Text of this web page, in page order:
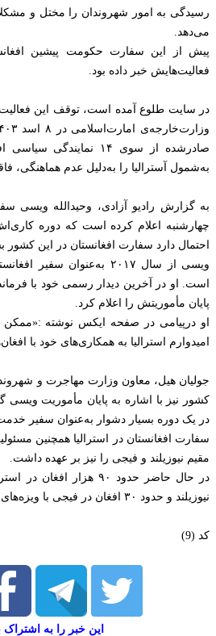
رسیدگی به امور شهروندان را مختل و
می‌دهد.
پیش از این سفارت حکومت پیشین
فعالیت‌هایش خبر داده بود.
در سایت طلوع آمده است، توقف این
صادرشده از سوی ۱۴
به‌شمول آسترالیا را به‌دلیل عدم هماهنگی،
به گزارش رادیو آزادی، وحیدالله ویسی
چهارشنبه اعلام کرده است که دوره
احتمال دارد سفارت افغانستان در این کشور
ویسی از سال ۲۰۱۷ به‌عنوان
است. او در آخرین دیدار رسمی خود با
پایان مأموریتش را اعلام کرد.
او درپیامی در صفحه ایکس نوشته
امیدوارم استرالیا به همکاری‌های خود با
جولیان هیل، معاون وزارت مهاجرت و
در یک دوره بسیار دشوار به‌عنوان سفیر
سفارت افغانستان در استرالیا همچنین
مقیم نیوزیلند و فیجی را نیز بر عهده داشت.
نیوزیلند و حدود ۳۰ افغان در فیجی با ویزه‌های موقت زندگی می‌کنند.
کد (9)
این خبر را به اشتراک